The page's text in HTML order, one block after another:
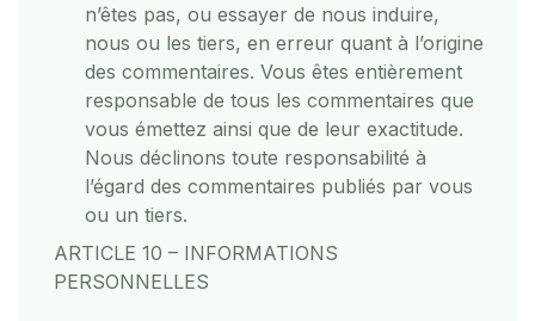
n’êtes pas, ou essayer de nous induire,
nous ou les tiers, en erreur quant à l’origine
des commentaires. Vous êtes entièrement
responsable de tous les commentaires que
vous émettez ainsi que de leur exactitude.
Nous déclinons toute responsabilité à
l’égard des commentaires publiés par vous
ou un tiers.
ARTICLE 10 – INFORMATIONS
PERSONNELLES